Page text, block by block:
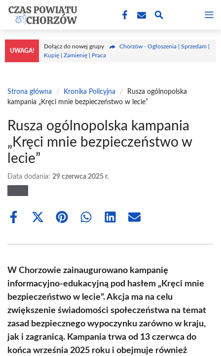
Przejdź
treści
UWAGA!
Dołącz do nowej grupy
Chorzów - Ogłoszenia | Sprzedam |
Kupię | Zamienię | Praca
Strona główna / Kronika Policyjna /
Rusza ogólnopolska
kampania „Kręci mnie bezpieczeństwo w lecie”
Rusza ogólnopolska kampania
„Kręci mnie bezpieczeństwo w
lecie”
Data dodania: 29 czerwca 2025 r.
Share
Share
(Twitter)
Share Share Share Share
W Chorzowie zainaugurowano kampanię
informacyjno-edukacyjną pod hasłem „Kręci mnie
bezpieczeństwo w lecie”. Akcja ma na celu
zwiększenie świadomości społeczeństwa na temat
zasad bezpiecznego wypoczynku zarówno w kraju,
jak i zagranicą. Kampania trwa od 13 czerwca do
końca września 2025 roku i obejmuje również